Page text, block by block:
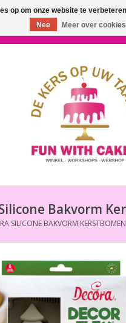
Cursussen
Verpakkingen
Bakvorm
SILICONE BAKVORM KERSTBOMEN
op om onze website te
Nee
Meer over